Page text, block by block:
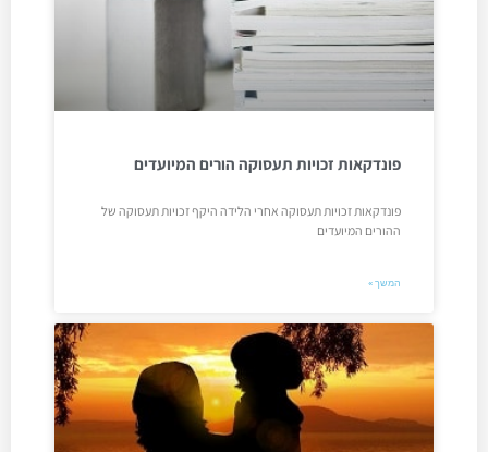
פונדקאות זכויות תעסוקה הורים המיועדים
פונדקאות זכויות תעסוקה אחרי הלידה היקף זכויות תעסוקה של
ההורים המיועדים
המשך »